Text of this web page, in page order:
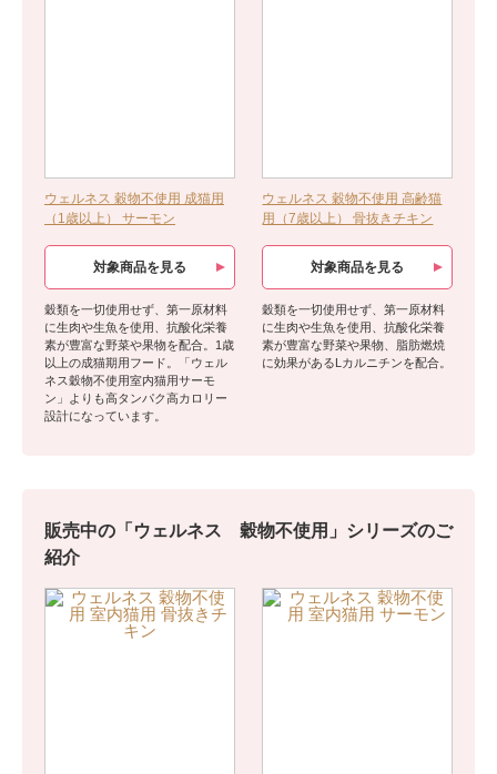
ウェルネス 穀物不使用 成猫用
（1歳以上） サーモン
対象商品を見る
穀類を一切使用せず、第一原材料
に生肉や生魚を使用、抗酸化栄養
素が豊富な野菜や果物を配合。1歳
以上の成猫期用フード。「ウェル
ネス穀物不使用室内猫用サーモ
ン」よりも高タンパク高カロリー
設計になっています。
ウェルネス 穀物不使用 高齢猫
用（7歳以上） 骨抜きチキン
対象商品を見る
穀類を一切使用せず、第一原材料
に生肉や生魚を使用、抗酸化栄養
素が豊富な野菜や果物、脂肪燃焼
に効果があるLカルニチンを配合。
販売中の「ウェルネス 穀物不使用」シリーズのご
紹介